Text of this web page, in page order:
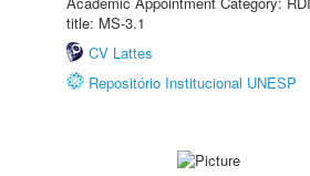
title: MS-3.1
CV Lattes
Repositório Institucional UNESP